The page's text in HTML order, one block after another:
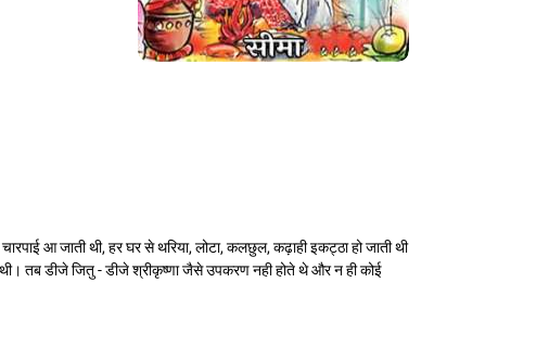
आ जाती थी, हर घर से थरिया, लोटा, कलछुल, कढ़ाही इकट्ठा हो जाती थी
थी। तब डीजे जितु - डीजे श्रीकृष्णा जैसे उपकरण नही होते थे और न ही कोई